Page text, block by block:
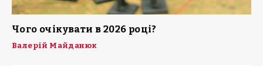
Чого очікувати в 2026 році?
Валерій Майданюк